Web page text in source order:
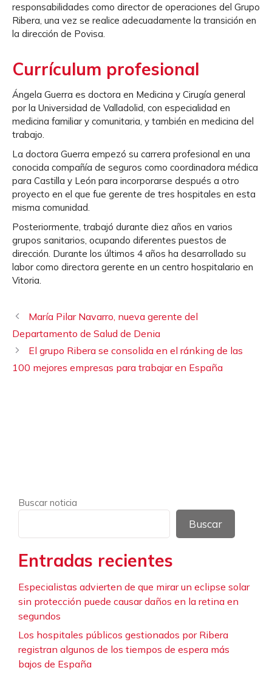
responsabilidades como director de operaciones del Grupo
Ribera, una vez se realice adecuadamente la transición en
la dirección de Povisa.
Currículum profesional
Ángela Guerra es doctora en Medicina y Cirugía general
por la Universidad de Valladolid, con especialidad en
medicina familiar y comunitaria, y también en medicina del
trabajo.
La doctora Guerra empezó su carrera profesional en una
conocida compañía de seguros como coordinadora médica
para Castilla y León para incorporarse después a otro
proyecto en el que fue gerente de tres hospitales en esta
misma comunidad.
Posteriormente, trabajó durante diez años en varios
grupos sanitarios, ocupando diferentes puestos de
dirección. Durante los últimos 4 años ha desarrollado su
labor como directora gerente en un centro hospitalario en
Vitoria.
María Pilar Navarro, nueva gerente del
Departamento de Salud de Denia
El grupo Ribera se consolida en el ránking de las
100 mejores empresas para trabajar en España
Buscar noticia
Buscar
Entradas recientes
Especialistas advierten de que mirar un eclipse solar
sin protección puede causar daños en la retina en
segundos
Los hospitales públicos gestionados por Ribera
registran algunos de los tiempos de espera más
bajos de España